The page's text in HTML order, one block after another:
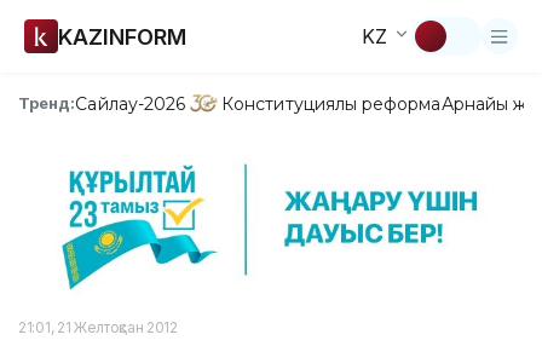
KAZINFORM KZ
Тренд:Сайлау-2026 Конституциялық реформаАрнайы
21:01, 21 Желтоқсан 2012